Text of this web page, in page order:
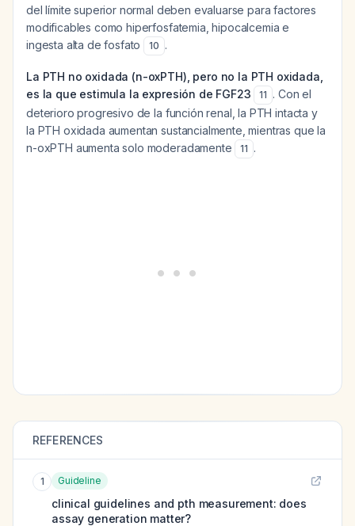
del límite superior normal deben evaluarse para factores
modificables como hiperfosfatemia, hipocalcemia e
ingesta alta de fosfato
10 .
La PTH no oxidada (n-oxPTH), pero no la PTH oxidada,
es la que estimula la expresión de FGF23
11 . Con el
deterioro progresivo de la función renal, la PTH intacta y
la PTH oxidada aumentan sustancialmente, mientras que la
n-oxPTH aumenta solo moderadamente
11 .
REFERENCES
1 Guideline
clinical guidelines and pth measurement: does
assay generation matter?